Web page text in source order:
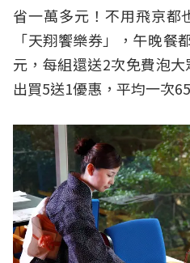
省一萬多元！不用飛京都
「天翔饗樂券」，午晚餐
元，每組還送2次免費泡
出買5送1優惠，平均一次